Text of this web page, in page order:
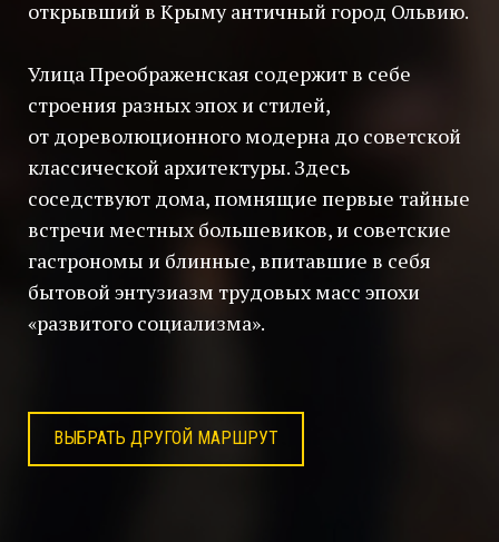
открывший в Крыму античный город Ольвию.
Улица Преображенская содержит в себе
строения разных эпох и стилей,
от дореволюционного модерна до советской
классической архитектуры. Здесь
соседствуют дома, помнящие первые тайные
встречи местных большевиков, и советские
гастрономы и блинные, впитавшие в себя
бытовой энтузиазм трудовых масс эпохи
«развитого социализма».
ВЫБРАТЬ ДРУГОЙ МАРШРУТ